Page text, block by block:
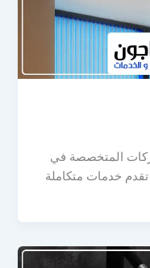
المتخصصة في
خدمات متكاملة